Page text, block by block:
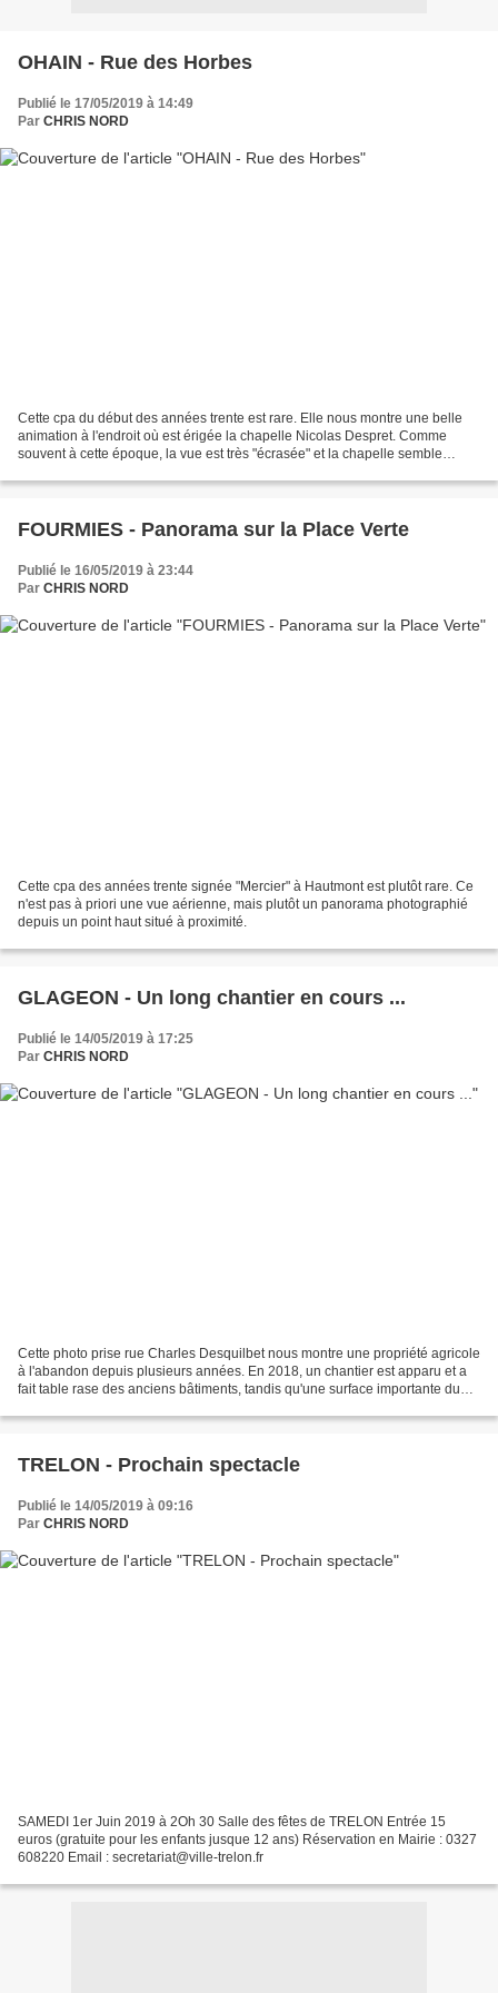
OHAIN - Rue des Horbes
Publié le 17/05/2019 à 14:49
Par CHRIS NORD
Cette cpa du début des années trente est rare. Elle nous montre une belle
animation à l'endroit où est érigée la chapelle Nicolas Despret. Comme
souvent à cette époque, la vue est très "écrasée" et la chapelle semble
FOURMIES - Panorama sur la Place Verte
Publié le 16/05/2019 à 23:44
Par CHRIS NORD
Cette cpa des années trente signée "Mercier" à Hautmont est plutôt rare. Ce
n'est pas à priori une vue aérienne, mais plutôt un panorama photographié
depuis un point haut situé à proximité.
GLAGEON - Un long chantier en cours ...
Publié le 14/05/2019 à 17:25
Par CHRIS NORD
Cette photo prise rue Charles Desquilbet nous montre une propriété agricole
à l'abandon depuis plusieurs années. En 2018, un chantier est apparu et a
fait table rase des anciens bâtiments, tandis qu'une surface importante du
TRELON - Prochain spectacle
Publié le 14/05/2019 à 09:16
Par CHRIS NORD
SAMEDI 1er Juin 2019 à 2Oh 30 Salle des fêtes de TRELON Entrée 15
euros (gratuite pour les enfants jusque 12 ans) Réservation en Mairie : 0327
608220 Email : secretariat@ville-trelon.fr